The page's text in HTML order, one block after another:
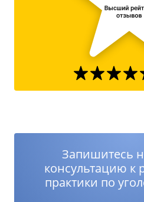
Запишитесь
консультацию к
практики по